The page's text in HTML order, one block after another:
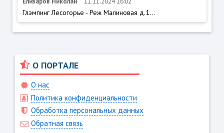
Глэмпинг Лесогорье - Реж Малиновая д.1...
О ПОРТАЛЕ
О нас
Политика конфиденциальности
Обработка персональных данных
Обратная связь